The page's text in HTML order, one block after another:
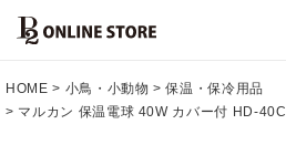
HOME 小鳥・小動物
保温・保冷用品
マルカン 保温電球 40W カバー付 HD-40C